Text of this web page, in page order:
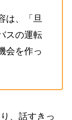
は、「旦
スの運転
会を作っ
、話すきっ